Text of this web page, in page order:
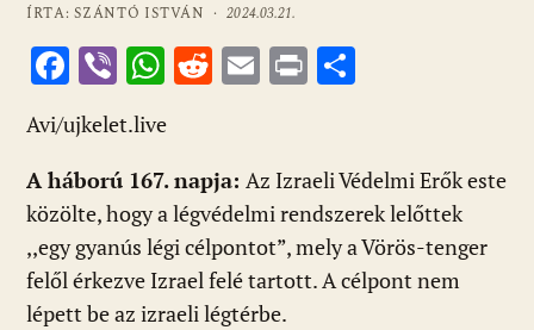
ÍRTA: SZÁNTÓ ISTVÁN ·2024.03.21.
F
ac
e
b
o
o
k
Vi
b
er
W
at
s
A
p
p
R
di
t
E
l
Pr
m
e
g
Avi/ujkelet.live
A háború 167. napja: Az Izraeli Védelmi Erők este
közölte, hogy a légvédelmi rendszerek lelőttek
,,egy gyanús légi célpontot”, mely a Vörös-tenger
felől érkezve Izrael felé tartott. A célpont nem
lépett be az izraeli légtérbe.